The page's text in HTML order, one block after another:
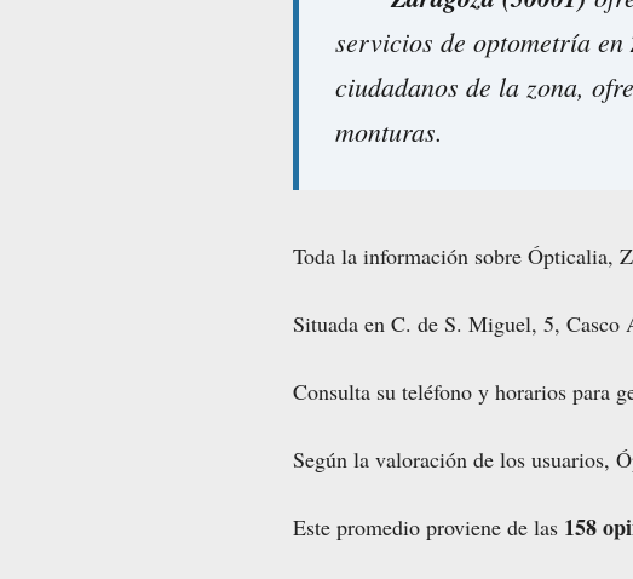
servicios de optometría en
ciudadanos de la zona,
monturas.
Toda la información sobre Ópticalia,
Situada en C. de S. Miguel, 5, Casco
Consulta su teléfono y horarios para
Según la valoración de los usuarios,
Este promedio proviene de las 158